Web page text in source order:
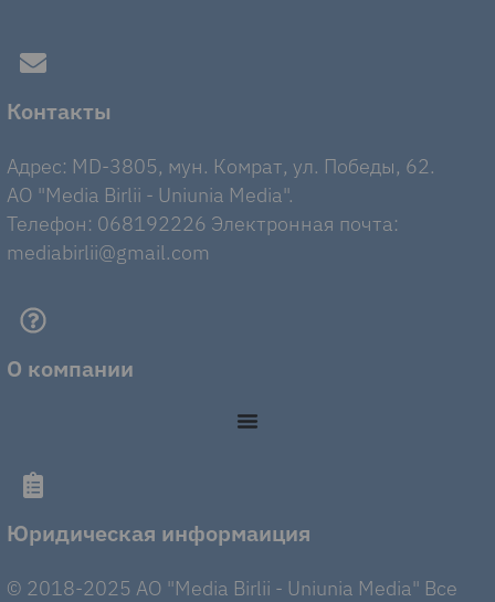
Контакты
Адрес: MD-3805, мун. Комрат, ул. Победы, 62.
AO "Media Birlii - Uniunia Media".
Телефон: 068192226 Электронная почта:
mediabirlii@gmail.com
О компании
Юридическая информаиция
© 2018-2025 AO "Media Birlii - Uniunia Media" Все